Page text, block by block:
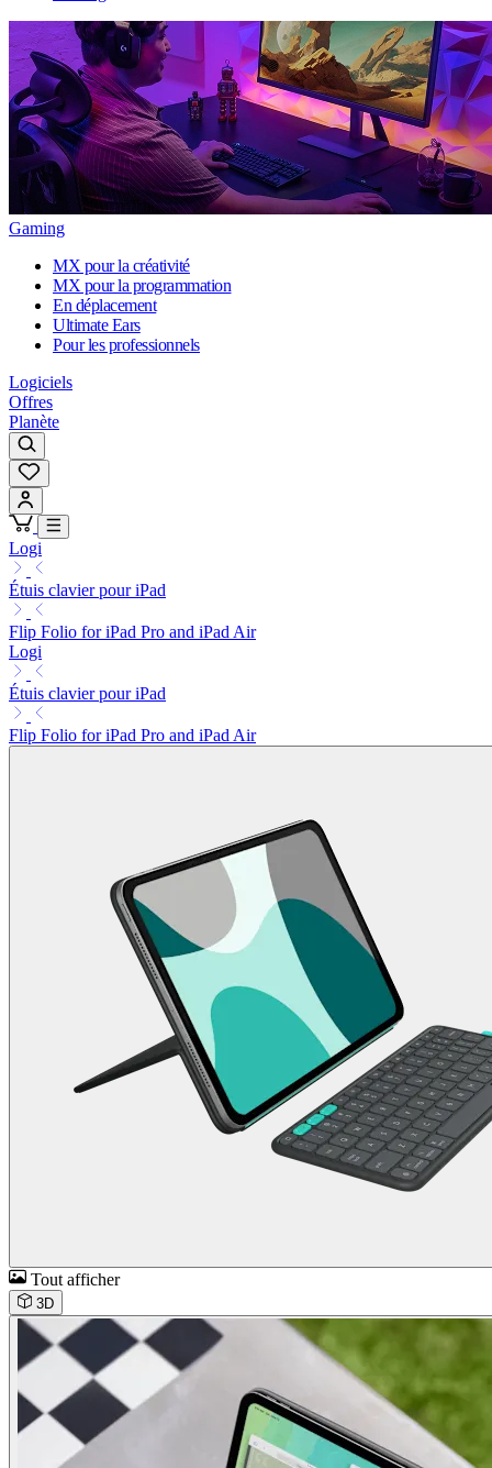
Gaming
MX pour la créativité
MX pour la programmation
En déplacement
Ultimate Ears
Pour les professionnels
Logiciels
Offres
Planète
Logi
Étuis clavier pour iPad
Flip Folio for iPad Pro and iPad Air
Logi
Étuis clavier pour iPad
Flip Folio for iPad Pro and iPad Air
Tout afficher
3D